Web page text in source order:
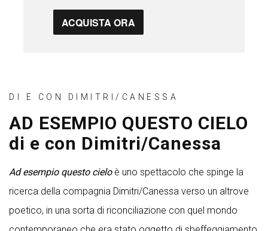
ACQUISTA ORA
DI E CON DIMITRI/CANESSA
AD ESEMPIO QUESTO CIELO
di e con Dimitri/Canessa
Ad esempio questo cieloè uno spettacolo che spinge la
ricerca della compagnia Dimitri/Canessa verso un altrove
poetico, in una sorta di riconciliazione con quel mondo